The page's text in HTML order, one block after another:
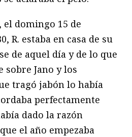
el domingo 15 de
R. estaba en casa de su
de aquel día y de lo que
sobre Jano y los
tragó jabón lo había
perfectamente
dado la razón
el año empezaba